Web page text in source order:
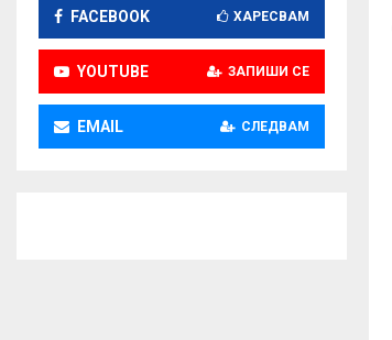
FACEBOOK ХАРЕСВАМ
YOUTUBE ЗАПИШИ СЕ
EMAIL СЛЕДВАМ